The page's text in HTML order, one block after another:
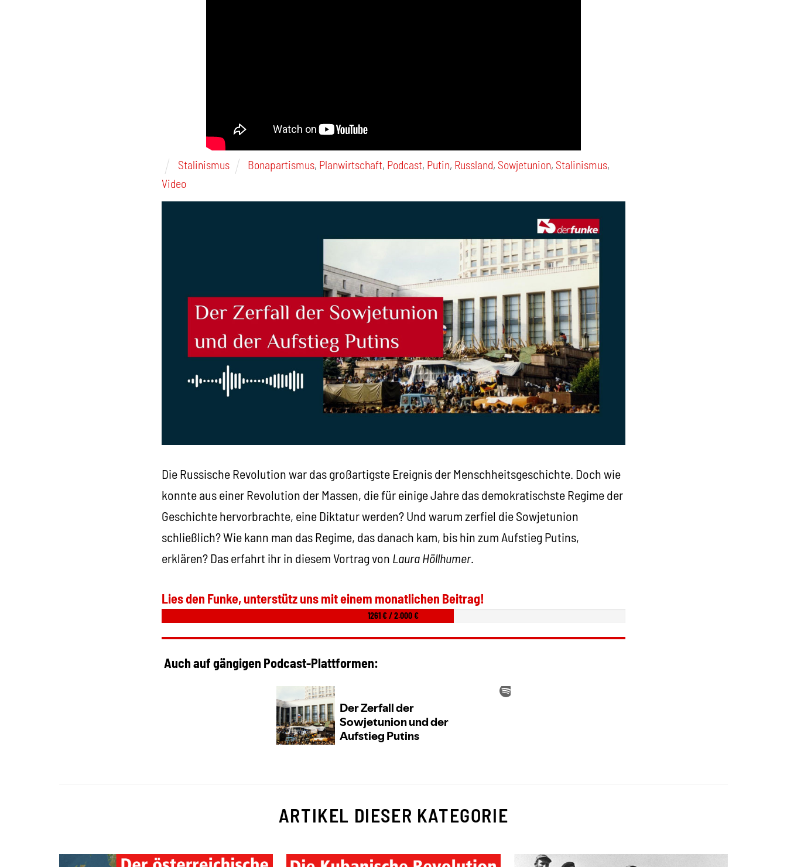
Stalinismus Bonapartismus, Planwirtschaft, Podcast, Putin, Russland, Sowjetunion, Stalinismus,
Video
Die Russische Revolution war das großartigste Ereignis der Menschheitsgeschichte. Doch wie
konnte aus einer Revolution der Massen, die für einige Jahre das demokratischste Regime der
Geschichte hervorbrachte, eine Diktatur werden? Und warum zerfiel die Sowjetunion
schließlich? Wie kann man das Regime, das danach kam, bis hin zum Aufstieg Putins,
erklären? Das erfahrt ihr in diesem Vortrag von Laura Höllhumer.
Lies den Funke, unterstütz uns mit einem monatlichen Beitrag!
1261 € / 2.000 €
Auch auf gängigen Podcast-Plattformen:
ARTIKEL DIESER KATEGORIE